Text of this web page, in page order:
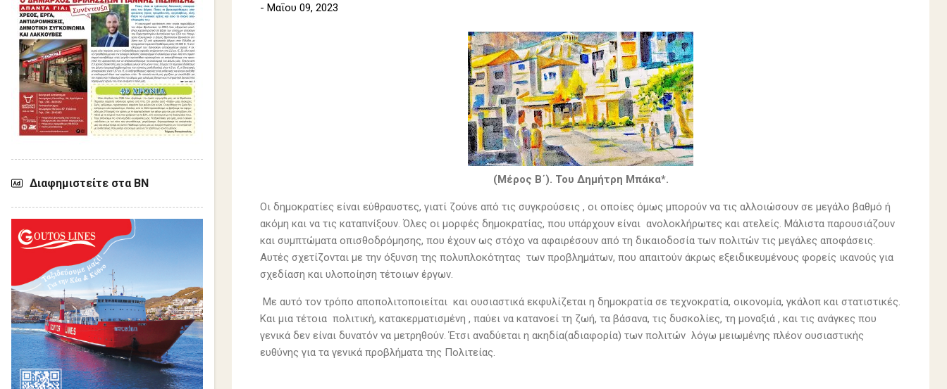
- Μαΐου 09, 2023
(Μέρος Β΄). Του Δημήτρη Μπάκα*.
Οι δημοκρατίες είναι εύθραυστες, γιατί ζούνε από τις συγκρούσεις , οι οποίες όμως μπορούν να τις αλλοιώσουν σε μεγάλο βαθμό ή
ακόμη και να τις καταπνίξουν. Όλες οι μορφές δημοκρατίας, που υπάρχουν είναι ανολοκλήρωτες και ατελείς. Μάλιστα παρουσιάζουν
και συμπτώματα οπισθοδρόμησης, που έχουν ως στόχο να αφαιρέσουν από τη δικαιοδοσία των πολιτών τις μεγάλες αποφάσεις.
Αυτές σχετίζονται με την όξυνση της πολυπλοκότητας των προβλημάτων, που απαιτούν άκρως εξειδικευμένους φορείς ικανούς για
σχεδίαση και υλοποίηση τέτοιων έργων.
Με αυτό τον τρόπο αποπολιτοποιείται και ουσιαστικά εκφυλίζεται η δημοκρατία σε τεχνοκρατία, οικονομία, γκάλοπ και στατιστικές.
Και μια τέτοια πολιτική, κατακερματισμένη , παύει να κατανοεί τη ζωή, τα βάσανα, τις δυσκολίες, τη μοναξιά , και τις ανάγκες που
γενικά δεν είναι δυνατόν να μετρηθούν. Έτσι αναδύεται η ακηδία(αδιαφορία) των πολιτών λόγω μειωμένης πλέον ουσιαστικής
ευθύνης για τα γενικά προβλήματα της Πολιτείας.
Διαφημιστείτε στα ΒΝ